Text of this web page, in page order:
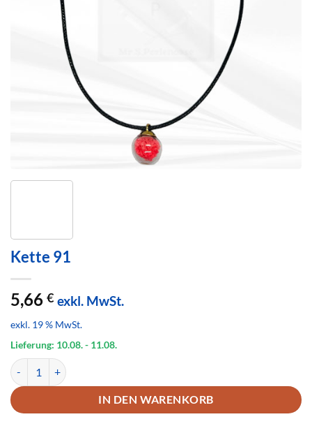
Kette 91
5,66 € exkl. MwSt.
exkl. 19 % MwSt.
Lieferung: 10.08.- 11.08.
Kette 91 Menge
IN DEN WARENKORB